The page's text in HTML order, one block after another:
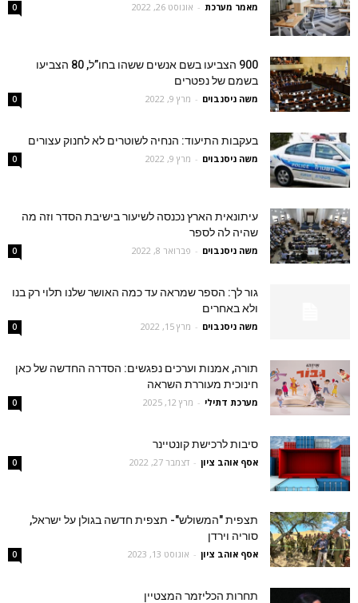
מאמר מערכת - אוגוסט 26, 2022 0
900 הצביעו בשם אנשים ששהו בחו”ל, 80 הצביעו
בשמם של נפטרים
משה ניסנבוים - מרץ 9, 2022 0
בעקבות התיעוד: הנחיה לשוטרים לא לחנוק עצורים
משה ניסנבוים - מרץ 9, 2022 0
עיתונאית הארץ נכנסה לשיעור בישיבת הסדר וזה מה
שהיה לה לספר
משה ניסנבוים - פברואר 8, 2022 0
גור לך: הספר שמראה עד כמה האושר שלנו תלוי רק בנו
ולא באחרים
משה ניסנבוים - מרץ 15, 2022 0
תורה, אמנות וערכים נפגשים: הסדרה החדשה של כאן
חינוכית מעוררת השראה
מערכת דתילי - מרץ 12, 2025 0
סיבות לרכישת קונטיינר
אסף אוהב ציון - דצמבר 27, 2022 0
תצפית "המשולש"- תצפית חדשה בגולן על ישראל,
סוריה וירדן
אסף אוהב ציון - אוגוסט 13, 2023 0
תחרות הכליזמר המצטיין